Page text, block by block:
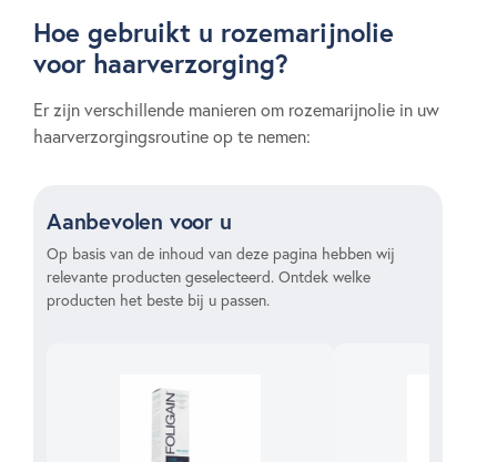
Hoe gebruikt u rozemarijnolie
voor haarverzorging?
Er zijn verschillende manieren om rozemarijnolie in uw
haarverzorgingsroutine op te nemen:
Aanbevolen voor u
Op basis van de inhoud van deze pagina hebben wij
relevante producten geselecteerd. Ontdek welke
producten het beste bij u passen.